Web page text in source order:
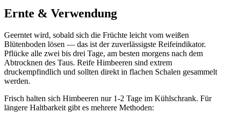
Ernte & Verwendung
Geerntet wird, sobald sich die Früchte leicht vom weißen
Blütenboden lösen — das ist der zuverlässigste Reifeindikator.
Pflücke alle zwei bis drei Tage, am besten morgens nach dem
Abtrocknen des Taus. Reife Himbeeren sind extrem
druckempfindlich und sollten direkt in flachen Schalen gesammelt
werden.
Frisch halten sich Himbeeren nur 1-2 Tage im Kühlschrank. Für
längere Haltbarkeit gibt es mehrere Methoden: